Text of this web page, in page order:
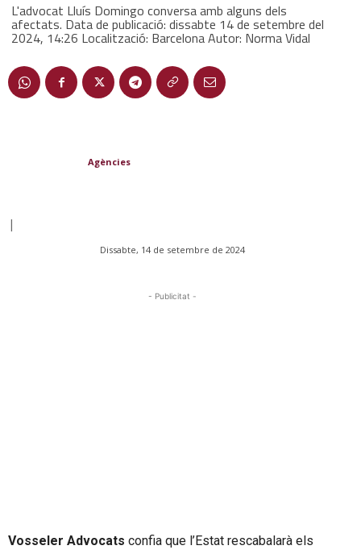
L'advocat Lluís Domingo conversa amb alguns dels
afectats. Data de publicació: dissabte 14 de setembre del
2024, 14:26 Localització: Barcelona Autor: Norma Vidal
Agències
|
Dissabte, 14 de setembre de 2024
- Publicitat -
Vosseler Advocats confia que l’Estat rescabalarà els